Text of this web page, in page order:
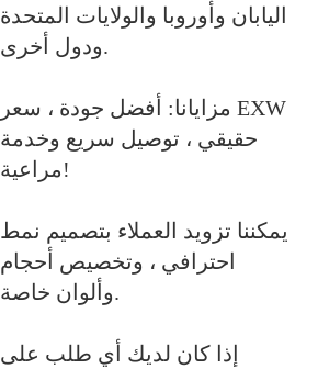
اليابان وأوروبا والولايات المتحدة
ودول أخرى.
مزايانا: أفضل جودة ، سعر EXW
حقيقي ، توصيل سريع وخدمة
مراعية!
يمكننا تزويد العملاء بتصميم نمط
احترافي ، وتخصيص أحجام
وألوان خاصة.
إذا كان لديك أي طلب على